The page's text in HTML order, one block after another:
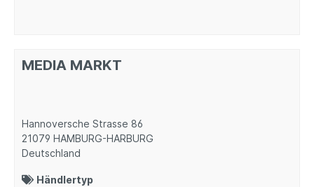
MEDIA MARKT
Hannoversche Strasse 86
21079 HAMBURG-HARBURG
Deutschland
Händlertyp